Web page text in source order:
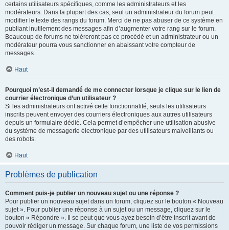
certains utilisateurs spécifiques, comme les administrateurs et les
modérateurs. Dans la plupart des cas, seul un administrateur du forum peut
modifier le texte des rangs du forum. Merci de ne pas abuser de ce système en
publiant inutilement des messages afin d’augmenter votre rang sur le forum.
Beaucoup de forums ne toléreront pas ce procédé et un administrateur ou un
modérateur pourra vous sanctionner en abaissant votre compteur de
messages.
Haut
Pourquoi m’est-il demandé de me connecter lorsque je clique sur le lien de
courrier électronique d’un utilisateur ?
Si les administrateurs ont activé cette fonctionnalité, seuls les utilisateurs
inscrits peuvent envoyer des courriers électroniques aux autres utilisateurs
depuis un formulaire dédié. Cela permet d’empêcher une utilisation abusive
du système de messagerie électronique par des utilisateurs malveillants ou
des robots.
Haut
Problèmes de publication
Comment puis-je publier un nouveau sujet ou une réponse ?
Pour publier un nouveau sujet dans un forum, cliquez sur le bouton « Nouveau
sujet ». Pour publier une réponse à un sujet ou un message, cliquez sur le
bouton « Répondre ». Il se peut que vous ayez besoin d’être inscrit avant de
pouvoir rédiger un message. Sur chaque forum, une liste de vos permissions